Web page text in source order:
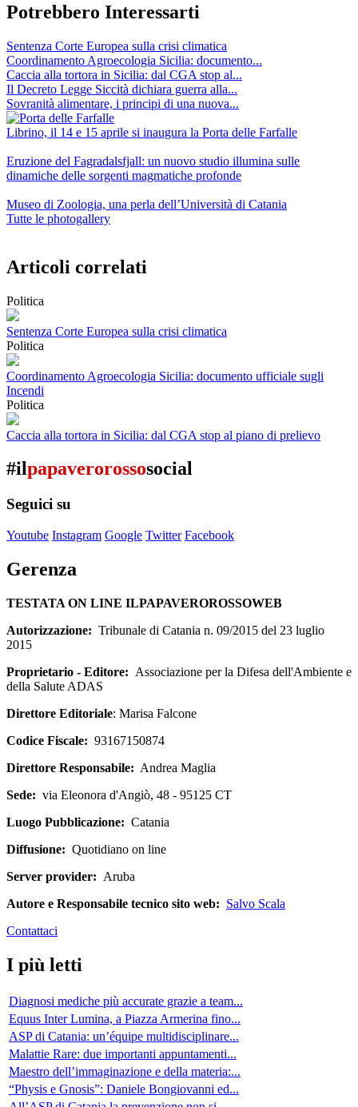
Potrebbero Interessarti
Sentenza Corte Europea sulla crisi climatica
Coordinamento Agroecologia Sicilia: documento...
Caccia alla tortora in Sicilia: dal CGA stop al...
Il Decreto Legge Siccità dichiara guerra alla...
Sovranità alimentare, i principi di una nuova...
Librino, il 14 e 15 aprile si inaugura la Porta delle Farfalle
Eruzione del Fagradalsfjall: un nuovo studio illumina sulle
dinamiche delle sorgenti magmatiche profonde
Museo di Zoologia, una perla dell’Università di Catania
Tutte le photogallery
Articoli correlati
Politica
Sentenza Corte Europea sulla crisi climatica
Politica
Coordinamento Agroecologia Sicilia: documento ufficiale sugli
Incendi
Politica
Caccia alla tortora in Sicilia: dal CGA stop al piano di prelievo
#ilpapaverorossosocial
Seguici su
Youtube Instagram Google Twitter Facebook
Gerenza
TESTATA ON LINE ILPAPAVEROROSSOWEB
Autorizzazione: Tribunale di Catania n. 09/2015 del 23 luglio
2015
Proprietario - Editore: Associazione per la Difesa dell'Ambiente e
della Salute ADAS
Direttore Editoriale: Marisa Falcone
Codice Fiscale: 93167150874
Direttore Responsabile: Andrea Maglia
Sede: via Eleonora d'Angiò, 48 - 95125 CT
Luogo Pubblicazione: Catania
Diffusione: Quotidiano on line
Server provider: Aruba
Autore e Responsabile tecnico sito web: Salvo Scala
Contattaci
I più letti
Diagnosi mediche più accurate grazie a team...
Equus Inter Lumina, a Piazza Armerina fino...
ASP di Catania: un’équipe multidisciplinare...
Malattie Rare: due importanti appuntamenti...
Maestro dell’immaginazione e della materia:...
“Physis e Gnosis”: Daniele Bongiovanni ed...